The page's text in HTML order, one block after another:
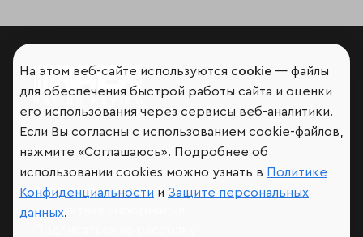
Мир сквозь призму рейтингов
Аналитика
Контактная информация
На этом веб-сайте используются cookie — файлы
для обеспечения быстрой работы сайта и оценки
его использования через сервисы веб-аналитики.
Если Вы согласны с использованием cookie-файлов,
нажмите «Соглашаюсь». Подробнее об
использовании cookies можно узнать в Политике
Конфиденциальности и Защите персональных
данных.